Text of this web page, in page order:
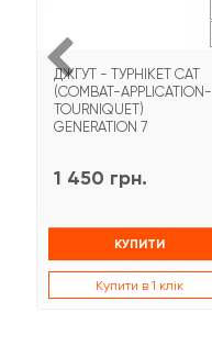
ДЖГУТ - ТУРНІКЕТ CAT
(COMBAT-APPLICATION-
TOURNIQUET)
GENERATION 7
1 450 грн.
КУПИТИ
Купити в 1 клік